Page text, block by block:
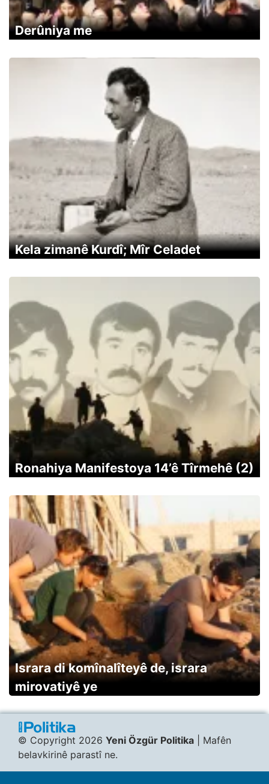
Derûniya me
Kela zimanê Kurdî; Mîr Celadet
Ronahiya Manifestoya 14’ê Tîrmehê (2)
Israra di komînalîteyê de, israra
mirovatiyê ye
© Copyright 2026 Yeni Özgür Politika | Mafên
belavkirinê parastî ne.